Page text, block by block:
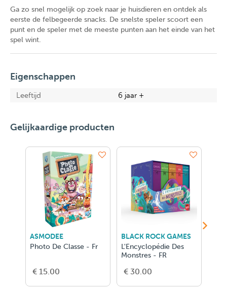
Ga zo snel mogelijk op zoek naar je huisdieren en ontdek als
eerste de felbegeerde snacks. De snelste speler scoort een
punt en de speler met de meeste punten aan het einde van het
spel wint.
Eigenschappen
Leeftijd 6 jaar +
Gelijkaardige producten
ASMODEE
Photo De Classe - Fr
€ 15.00
BLACK ROCK GAMES
L'Encyclopédie Des
Monstres - FR
€ 30.00